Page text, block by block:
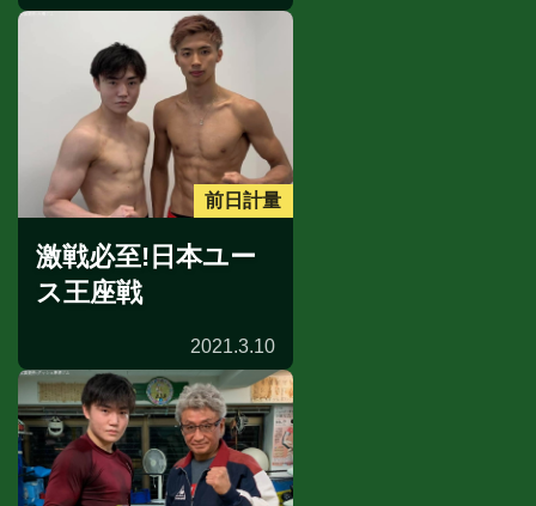
前日計量
激戦必至!日本ユー
ス王座戦
2021.3.10